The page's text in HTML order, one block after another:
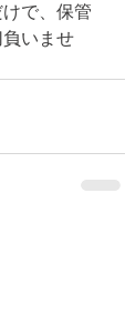
で、保管
いませ